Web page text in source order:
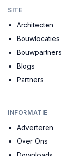
SITE
Architecten
Bouwlocaties
Bouwpartners
Blogs
Partners
INFORMATIE
Adverteren
Over Ons